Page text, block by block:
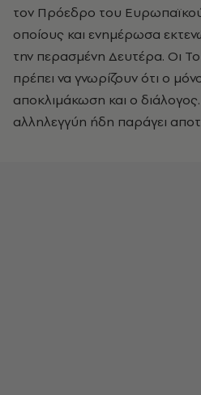
τον Πρόεδρο του
οποίους και ενημέρωσα
την περασμένη Δευτέρα. Οι
πρέπει να γνωρίζουν ότι ο
αποκλιμάκωση και ο
αλληλεγγύη ήδη παράγει